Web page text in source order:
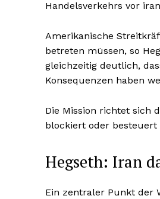
Handelsverkehrs vor
Amerikanische
betreten müssen, so
gleichzeitig deutlich,
Konsequenzen haben
Die Mission richtet sich
blockiert oder besteuert
Hegseth: Iran
Ein zentraler Punkt der